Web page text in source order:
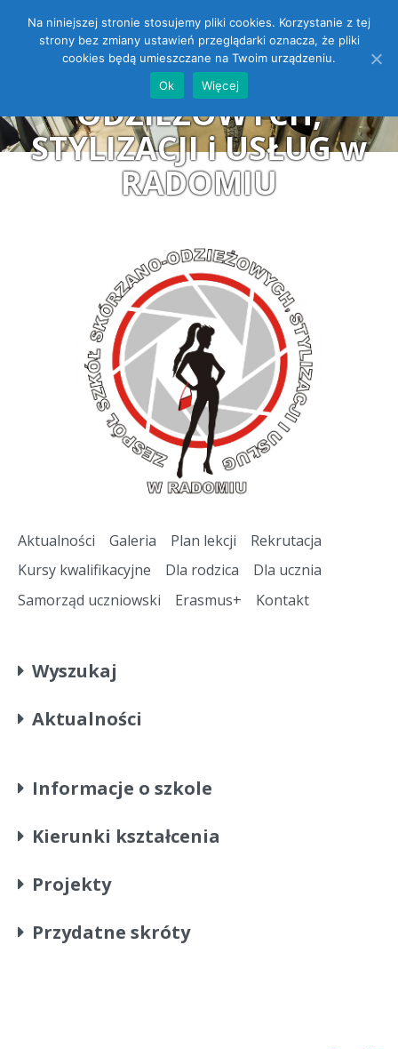
Open toolbar
ZESPÓŁ SZKÓŁ
SKÓRZANO-
ODZIEŻOWYCH,
STYLIZACJI i USŁUG w
RADOMIU
Aktualności Galeria Plan lekcji
Rekrutacja
Kursy kwalifikacyjne
Dla rodzica
Dla ucznia
Samorząd uczniowski
Erasmus+ Kontakt
Wyszukaj
Aktualności
Informacje o szkole
Kierunki kształcenia
Projekty
Przydatne skróty
Na niniejszej stronie stosujemy pliki cookies. Korzystanie z tej
strony bez zmiany ustawień przeglądarki oznacza, że pliki
cookies będą umieszczane na Twoim urządzeniu.
Ok
Więcej